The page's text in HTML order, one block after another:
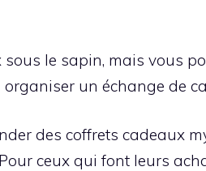
le sapin, mais vous
un échange de
des coffrets cadeaux
ceux qui font leurs